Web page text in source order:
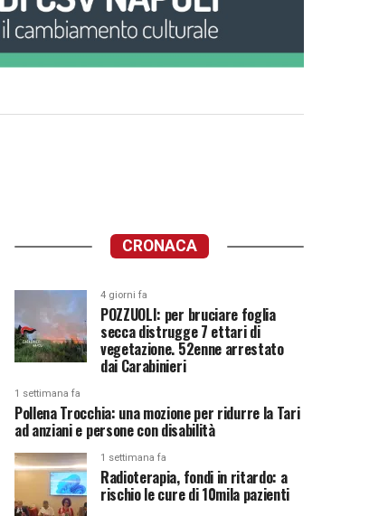
CRONACA
4 giorni fa
POZZUOLI: per bruciare foglia
secca distrugge 7 ettari di
vegetazione. 52enne arrestato
dai Carabinieri
1 settimana fa
Pollena Trocchia: una mozione per ridurre la Tari
ad anziani e persone con disabilità
1 settimana fa
Radioterapia, fondi in ritardo: a
rischio le cure di 10mila pazienti